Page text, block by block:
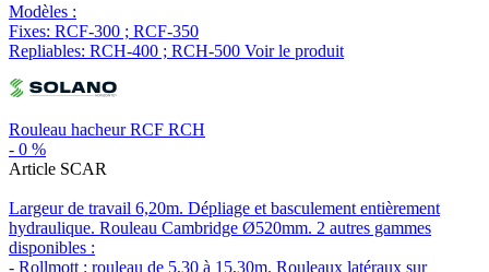
Modèles :
Fixes: RCF-300 ; RCF-350
Repliables: RCH-400 ; RCH-500 Voir le produit
Rouleau hacheur RCF RCH
- 0 %
Article SCAR
Largeur de travail 6,20m. Dépliage et basculement entièrement
hydraulique. Rouleau Cambridge Ø520mm. 2 autres gammes
disponibles :
- Rollmott : rouleau de 5,30 à 15,30m. Rouleaux latéraux sur